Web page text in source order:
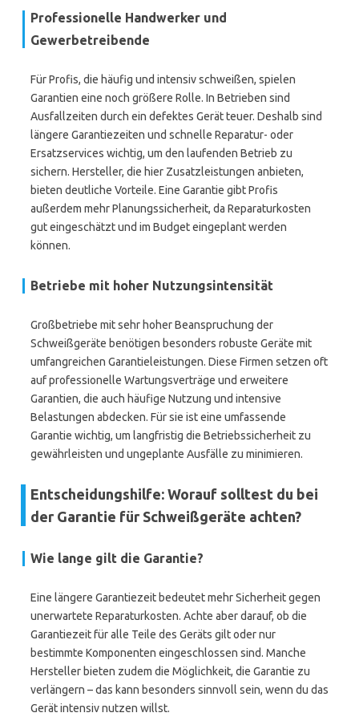
Professionelle Handwerker und
Gewerbetreibende
Für Profis, die häufig und intensiv schweißen, spielen
Garantien eine noch größere Rolle. In Betrieben sind
Ausfallzeiten durch ein defektes Gerät teuer. Deshalb sind
längere Garantiezeiten und schnelle Reparatur- oder
Ersatzservices wichtig, um den laufenden Betrieb zu
sichern. Hersteller, die hier Zusatzleistungen anbieten,
bieten deutliche Vorteile. Eine Garantie gibt Profis
außerdem mehr Planungssicherheit, da Reparaturkosten
gut eingeschätzt und im Budget eingeplant werden
können.
Betriebe mit hoher Nutzungsintensität
Großbetriebe mit sehr hoher Beanspruchung der
Schweißgeräte benötigen besonders robuste Geräte mit
umfangreichen Garantieleistungen. Diese Firmen setzen oft
auf professionelle Wartungsverträge und erweitere
Garantien, die auch häufige Nutzung und intensive
Belastungen abdecken. Für sie ist eine umfassende
Garantie wichtig, um langfristig die Betriebssicherheit zu
gewährleisten und ungeplante Ausfälle zu minimieren.
Entscheidungshilfe: Worauf solltest du bei
der Garantie für Schweißgeräte achten?
Wie lange gilt die Garantie?
Eine längere Garantiezeit bedeutet mehr Sicherheit gegen
unerwartete Reparaturkosten. Achte aber darauf, ob die
Garantiezeit für alle Teile des Geräts gilt oder nur
bestimmte Komponenten eingeschlossen sind. Manche
Hersteller bieten zudem die Möglichkeit, die Garantie zu
verlängern – das kann besonders sinnvoll sein, wenn du das
Gerät intensiv nutzen willst.